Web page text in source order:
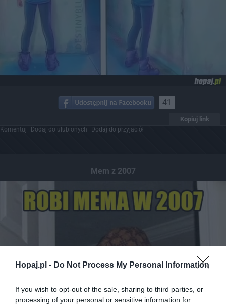
Hopaj.pl - Do Not Process My Personal Information
If you wish to opt-out of the sale, sharing to third parties, or
processing of your personal or sensitive information for
41
Kopiuj link
Komentuj Dodaj do ulubionych Dodaj do przyjaciół
Mem z 2007